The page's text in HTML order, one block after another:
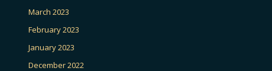
March 2023
February 2023
January 2023
December 2022